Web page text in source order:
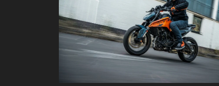
125
Duke
essentiel
entretenir